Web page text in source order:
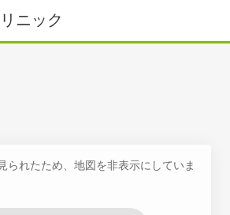
ニック
られたため、地図を非表示にしていま